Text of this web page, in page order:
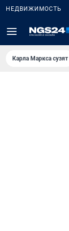
НЕДВИЖИМОСТЬ
Карла Маркса сузят